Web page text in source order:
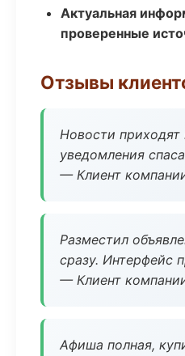
Актуальная
проверенные
Отзывы
Новости
уведомления
— Клиент
Разместил
сразу. Интерфейс
— Клиент
Афиша полная,